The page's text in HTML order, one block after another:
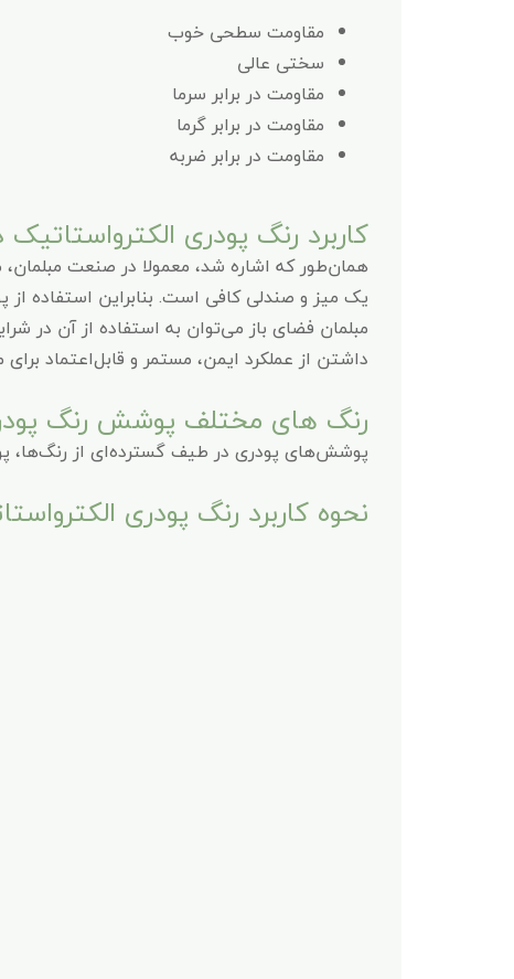
مقاومت سطحی خوب
سختی عالی
مقاومت در برابر سرما
مقاومت در برابر گرما
مقاومت در برابر ضربه
کاربرد رنگ پودری
همان‌طور که اشاره شد، معمولا در صنعت
یک میز و صندلی کافی است. بنابراین استفاده از
مبلمان فضای باز می‌توان به استفاده از آن در
داشتن از عملکرد ایمن، مستمر و قابل‌اعتماد
رنگ های مختلف پوشش رنگ
پوشش‌های پودری در طیف گسترده‌ای از
نحوه کاربرد رنگ پودری